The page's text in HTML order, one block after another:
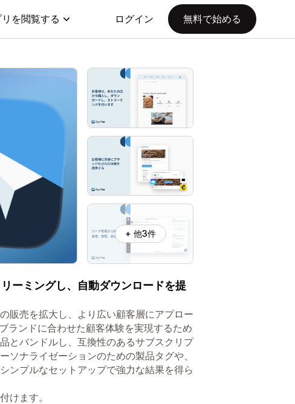
を閲覧する ログイン 無料で始める
+ 他3件
ーミングし、自動ダウンロードを提
販売を拡大し、より広い顧客層にアプロー
ランドに合わせた顧客体験を実現するため
とバンドルし、互換性のあるサブスクリプ
ソナライゼーションのための製品タグや、
ンプルなセットアップで強力な結果を得ら
けます。